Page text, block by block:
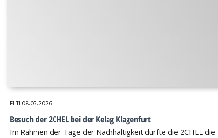
ELTI 08.07.2026
Besuch der 2CHEL bei der Kelag Klagenfurt
Im Rahmen der Tage der Nachhaltigkeit durfte die 2CHEL die